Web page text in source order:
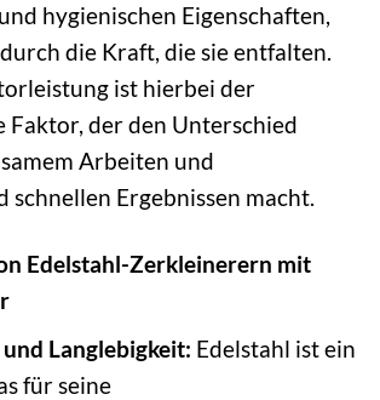
hygienischen Eigenschaften,
die Kraft, die sie entfalten.
ist hierbei der
Faktor, der den Unterschied
Arbeiten und
schnellen Ergebnissen macht.
Edelstahl-Zerkleinerern mit
Langlebigkeit: Edelstahl ist ein
für seine